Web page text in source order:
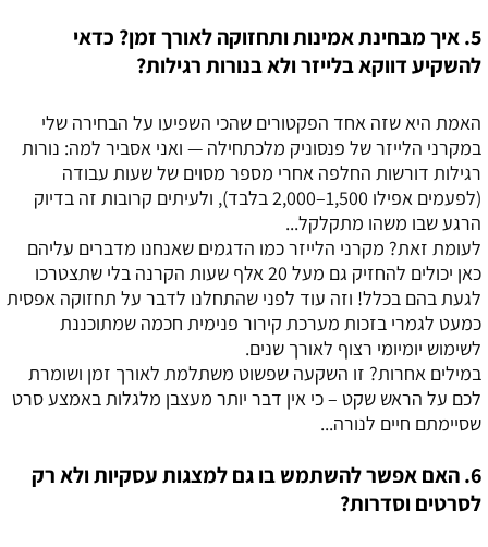
5. איך מבחינת אמינות ותחזוקה לאורך זמן? כדאי
להשקיע דווקא בלייזר ולא בנורות רגילות?
האמת היא שזה אחד הפקטורים שהכי השפיעו על הבחירה שלי
במקרני הלייזר של פנסוניק מלכתחילה — ואני אסביר למה: נורות
רגילות דורשות החלפה אחרי מספר מסוים של שעות עבודה
(לפעמים אפילו 1,500–2,000 בלבד), ולעיתים קרובות זה בדיוק
הרגע שבו משהו מתקלקל...
לעומת זאת? מקרני הלייזר כמו הדגמים שאנחנו מדברים עליהם
כאן יכולים להחזיק גם מעל 20 אלף שעות הקרנה בלי שתצטרכו
לגעת בהם בכלל! וזה עוד לפני שהתחלנו לדבר על תחזוקה אפסית
כמעט לגמרי בזכות מערכת קירור פנימית חכמה שמתוכננת
לשימוש יומיומי רצוף לאורך שנים.
במילים אחרות? זו השקעה שפשוט משתלמת לאורך זמן ושומרת
לכם על הראש שקט – כי אין דבר יותר מעצבן מלגלות באמצע סרט
שסיימתם חיים לנורה...
6. האם אפשר להשתמש בו גם למצגות עסקיות ולא רק
לסרטים וסדרות?